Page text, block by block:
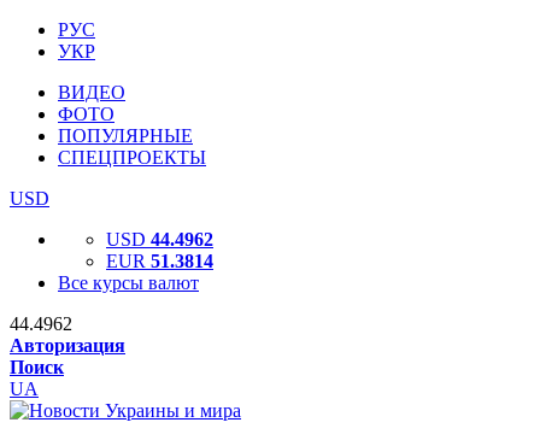
РУС
УКР
ВИДЕО
ФОТО
ПОПУЛЯРНЫЕ
СПЕЦПРОЕКТЫ
USD
USD 44.4962
EUR 51.3814
Все курсы валют
44.4962
Авторизация
Поиск
UA